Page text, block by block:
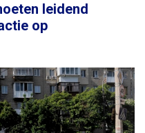
leidend
op